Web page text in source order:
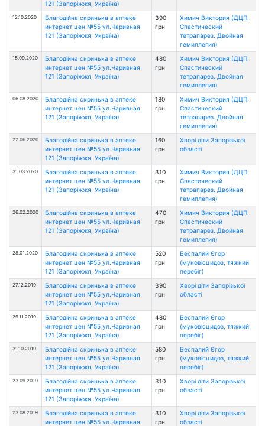
121 (Запоріжжя, Україна)
12.10.2020
Благодійна скринька в аптеке
интернет цен №55 ул.Чаривная
121 (Запоріжжя, Україна)
390
грн
Химич Виктория (ДЦП.
Спастический
тетрапарез. Двойная
гемиплегия)
15.09.2020
Благодійна скринька в аптеке
интернет цен №55 ул.Чаривная
121 (Запоріжжя, Україна)
480
грн
Химич Виктория (ДЦП.
Спастический
тетрапарез. Двойная
гемиплегия)
06.08.2020
Благодійна скринька в аптеке
интернет цен №55 ул.Чаривная
121 (Запоріжжя, Україна)
180
грн
Химич Виктория (ДЦП.
Спастический
тетрапарез. Двойная
гемиплегия)
22.06.2020
Благодійна скринька в аптеке
интернет цен №55 ул.Чаривная
121 (Запоріжжя, Україна)
160
грн
Хворі діти Запорізької
області
31.03.2020
Благодійна скринька в аптеке
интернет цен №55 ул.Чаривная
121 (Запоріжжя, Україна)
310
грн
Химич Виктория (ДЦП.
Спастический
тетрапарез. Двойная
гемиплегия)
26.02.2020
Благодійна скринька в аптеке
интернет цен №55 ул.Чаривная
121 (Запоріжжя, Україна)
470
грн
Химич Виктория (ДЦП.
Спастический
тетрапарез. Двойная
гемиплегия)
28.01.2020
Благодійна скринька в аптеке
интернет цен №55 ул.Чаривная
121 (Запоріжжя, Україна)
520
грн
Беспалий Єгор
(муковісцидоз, тяжкий
перебіг)
27.12.2019
Благодійна скринька в аптеке
интернет цен №55 ул.Чаривная
121 (Запоріжжя, Україна)
390
грн
Хворі діти Запорізької
області
29.11.2019
Благодійна скринька в аптеке
интернет цен №55 ул.Чаривная
121 (Запоріжжя, Україна)
480
грн
Беспалий Єгор
(муковісцидоз, тяжкий
перебіг)
31.10.2019
Благодійна скринька в аптеке
интернет цен №55 ул.Чаривная
121 (Запоріжжя, Україна)
580
грн
Беспалий Єгор
(муковісцидоз, тяжкий
перебіг)
23.09.2019
Благодійна скринька в аптеке
интернет цен №55 ул.Чаривная
121 (Запоріжжя, Україна)
310
грн
Хворі діти Запорізької
області
23.08.2019
Благодійна скринька в аптеке
интернет цен №55 ул.Чаривная
310
грн
Хворі діти Запорізької
області